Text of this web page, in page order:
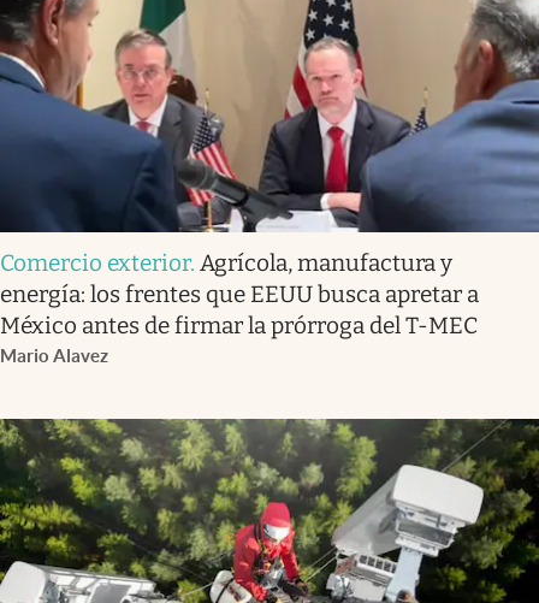
Comercio exterior. Agrícola, manufactura y
energía: los frentes que EEUU busca apretar a
México antes de firmar la prórroga del T-MEC
Mario Alavez